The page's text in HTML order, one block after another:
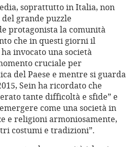
soprattutto in Italia, non
grande puzzle
protagonista la comunità
che in questi giorni il
invocato una società
cruciale per
del Paese e mentre si guarda
Sein ha ricordato che
tante difficoltà e sfide” e
come una società in
e religioni armoniosamente,
costumi e tradizioni”.